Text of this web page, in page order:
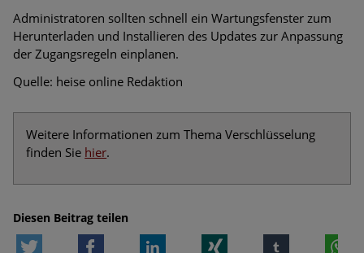
Administratoren sollten schnell ein Wartungsfenster zum
Herunterladen und Installieren des Updates zur Anpassung
der Zugangsregeln einplanen.
Quelle: heise online Redaktion
Weitere Informationen zum Thema Verschlüsselung
finden Sie hier.
Diesen Beitrag teilen
Facebook LinkedIn tumblr